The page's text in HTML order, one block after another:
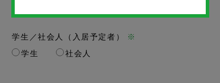
学生／社会人（入居予定者）
※
学生
社会人